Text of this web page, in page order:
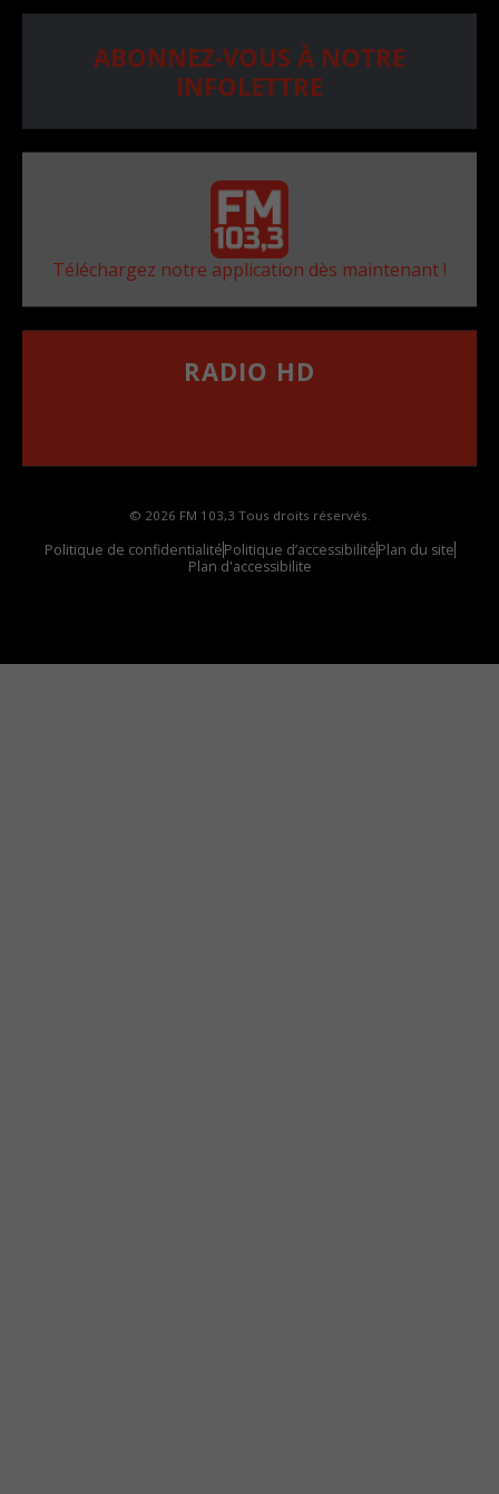
ABONNEZ-VOUS À NOTRE
INFOLETTRE
Téléchargez notre application dès maintenant !
RADIO HD
© 2026 FM 103,3 Tous droits réservés.
Politique de confidentialitéPolitique d’accessibilitéPlan du site
Plan d'accessibilite